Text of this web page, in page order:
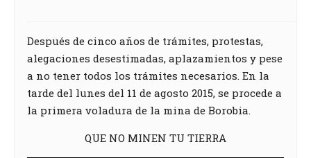
Después de cinco años de trámites, protestas,
alegaciones desestimadas, aplazamientos y pese
a no tener todos los trámites necesarios. En la
tarde del lunes del 11 de agosto 2015, se procede a
la primera voladura de la mina de Borobia.
QUE NO MINEN TU TIERRA